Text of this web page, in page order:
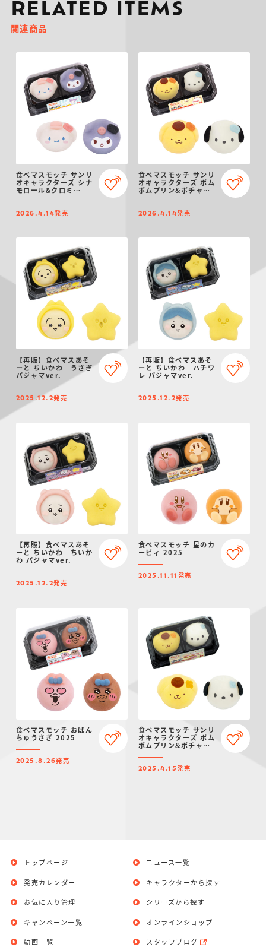
RELATED ITEMS
関連商品
食べマスモッチ サンリ
オキャラクターズ シナ
モロール&クロミ
2026.4.14発売
食べマスモッチ サンリ
オキャラクターズ ポム
ポムプリン&ポチャッ
2026.4.14発売
【再販】食べマスあそ
ーと ちいかわ うさぎ
パジャマver.
2025.12.2発売
【再販】食べマスあそ
ーと ちいかわ ハチワ
レ パジャマver.
2025.12.2発売
【再販】食べマスあそ
ーと ちいかわ ちいか
わ パジャマver.
2025.12.2発売
食べマスモッチ 星のカ
ービィ 2025
2025.11.11 発売
食べマスモッチ おぱん
ちゅうさぎ 2025
2025.8.26発売
食べマスモッチ サンリ
オキャラクターズ ポム
ポムプリン&ポチャッ
2025.4.15発売
トップページ
発売カレンダー
お気に入り管理
ニュース一覧
キャラクターから探す
シリーズから探す
キャンペーン一覧
動画一覧
オンラインショップ
スタッフブログ